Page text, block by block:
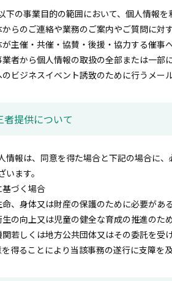
下の事業目的の範囲において、個人情報を
からのご連絡や業務のご案内やご質問に対
が主催・共催・協賛・後援・協力する催事
業者から個人情報の取扱の全部または一
のビジネスイベント誘致のために行うメー
者提供について
情報は、同意を得た場合と下記の場合に
います。
基づく場合
命、身体又は財産の保護のために必要があ
生の向上又は児童の健全な育成の推進の
関若しくは地方公共団体又はその委託を
得ることにより当該事務の遂行に支障を